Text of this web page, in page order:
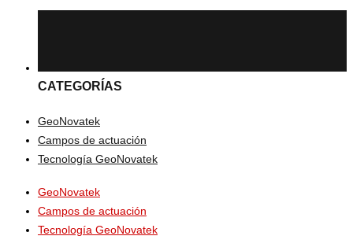
CATEGORÍAS
GeoNovatek
Campos de actuación
Tecnología GeoNovatek
GeoNovatek
Campos de actuación
Tecnología GeoNovatek